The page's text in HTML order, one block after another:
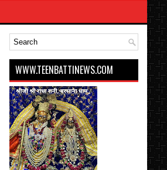
WWW.TEENBATTINEWS.COM